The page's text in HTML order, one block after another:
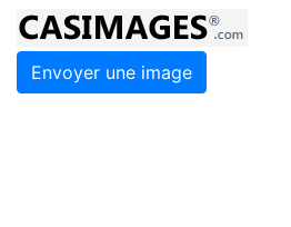
Envoyer une image